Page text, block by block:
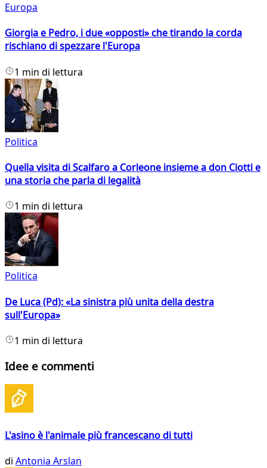
Europa
Giorgia e Pedro, i due «opposti» che tirando la corda
rischiano di spezzare l'Europa
1 min di lettura
Politica
Quella visita di Scalfaro a Corleone insieme a don Ciotti e
una storia che parla di legalità
1 min di lettura
Politica
De Luca (Pd): «La sinistra più unita della destra
sull'Europa»
1 min di lettura
Idee e commenti
L'asino è l'animale più francescano di tutti
di Antonia Arslan